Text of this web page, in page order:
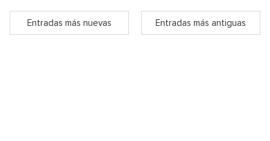
Entradas más nuevas Entradas más antiguas